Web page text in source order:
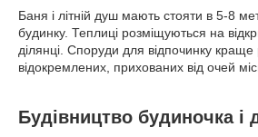
Баня і літній душ мають стояти в 5-8
будинку. Теплиці розміщуються на
ділянці. Споруди для відпочинку краще
відокремлених, прихованих від очей
Будівництво будиночка і